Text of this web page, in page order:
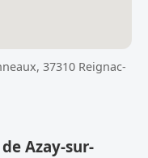
37310 Reignac-
Azay-sur-